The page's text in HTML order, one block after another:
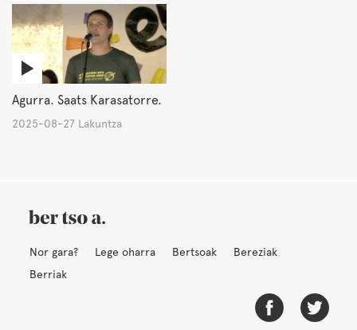
Agurra. Saats Karasatorre.
2025-08-27 Lakuntza
Nor gara? Lege oharra Bertsoak
Bereziak
Berriak